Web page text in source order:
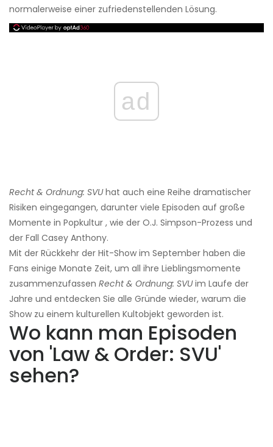
normalerweise einer zufriedenstellenden Lösung.
ad
Recht & Ordnung: SVUhat auch eine Reihe dramatischer
Risiken eingegangen, darunter viele Episoden auf große
Momente in Popkultur , wie der O.J. Simpson-Prozess und
der Fall Casey Anthony.
Mit der Rückkehr der Hit-Show im September haben die
Fans einige Monate Zeit, um all ihre Lieblingsmomente
zusammenzufassen Recht & Ordnung: SVUim Laufe der
Jahre und entdecken Sie alle Gründe wieder, warum die
Show zu einem kulturellen Kultobjekt geworden ist.
Wo kann man Episoden
von 'Law & Order: SVU'
sehen?